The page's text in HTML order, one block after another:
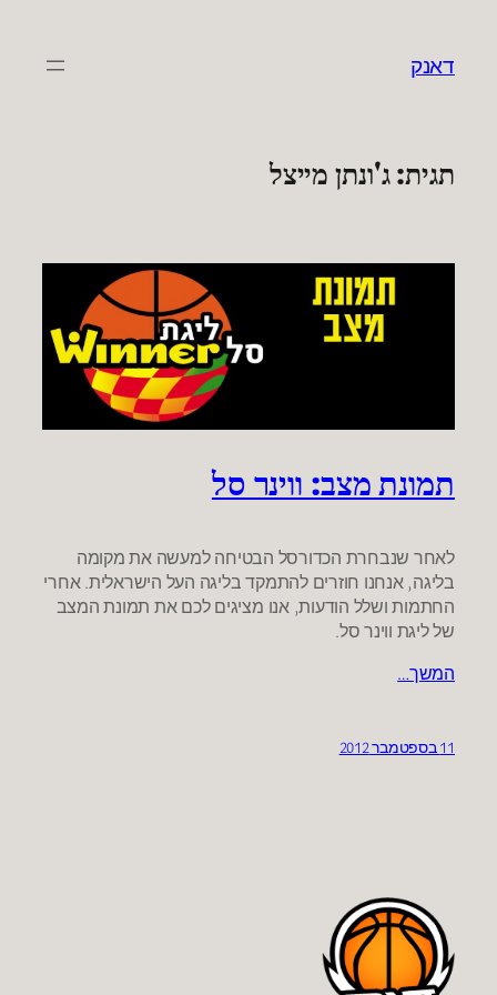
דאנק
תגית:ג'ונתן מייצל
תמונת מצב: ווינר סל
לאחר שנבחרת הכדורסל הבטיחה למעשה את מקומה
בליגה, אנחנו חוזרים להתמקד בליגה העל הישראלית. אחרי
החתמות ושלל הודעות, אנו מציגים לכם את תמונת המצב
של ליגת ווינר סל.
המשך…
11 בספטמבר 2012